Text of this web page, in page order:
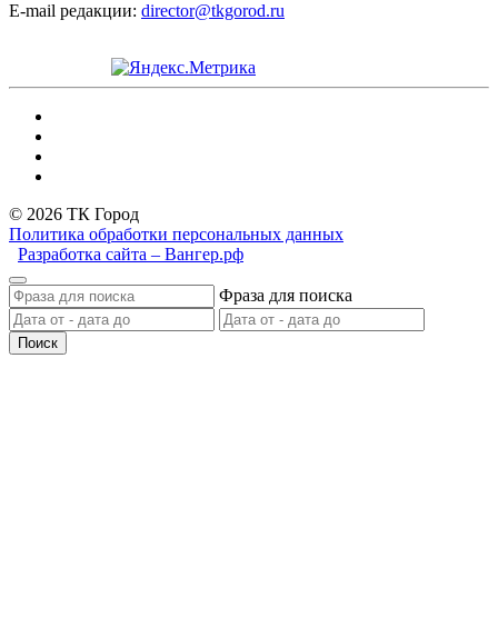
E-mail редакции: director@tkgorod.ru
© 2026 ТК Город
Политика обработки персональных данных
Разработка сайта – Вангер.рф
Фраза для поиска
Поиск